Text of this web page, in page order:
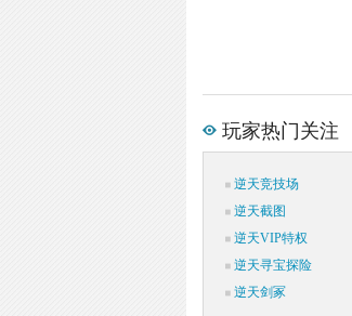
玩家热门关注
逆天竞技场
逆天截图
逆天VIP特权
逆天寻宝探险
逆天剑冢